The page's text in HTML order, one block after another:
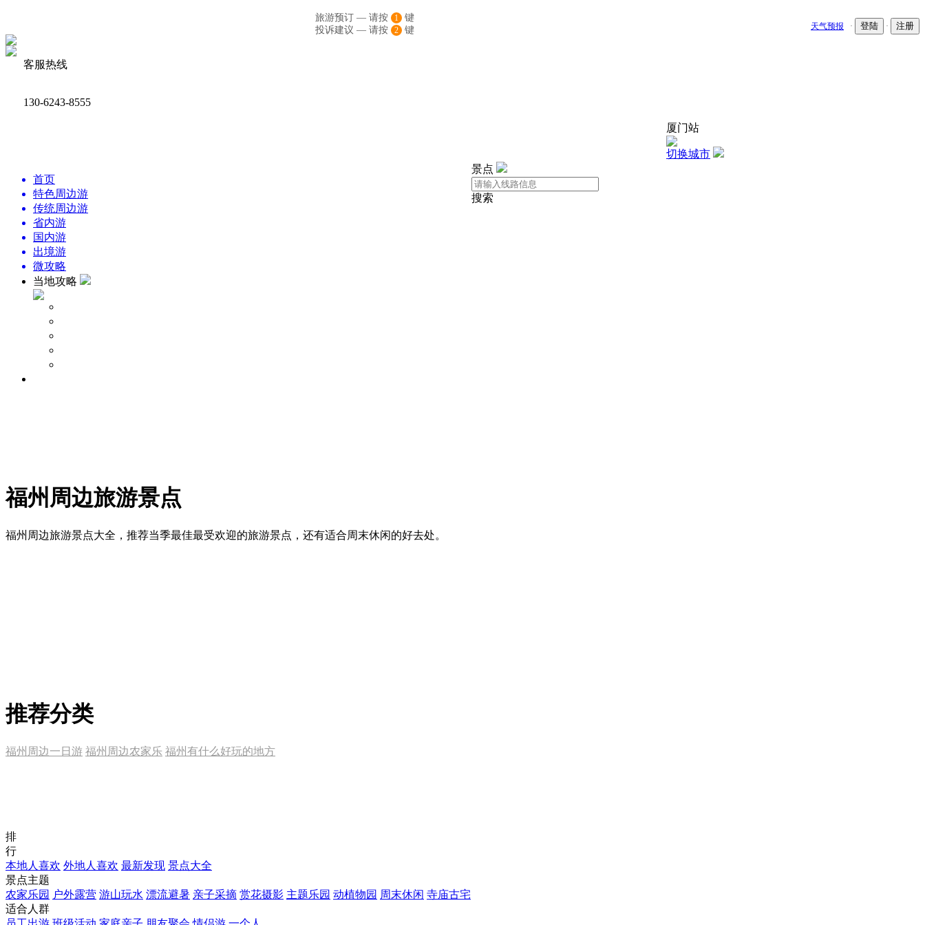
天气预报 · 登陆 · 注册
客服热线
130-6243-8555
旅游预订 — 请按 1
键
投诉建议 — 请按
2 键
厦门站
切换城市
景点
搜索
首页
特色周边游
传统周边游
省内游
国内游
出境游
微攻略
当地攻略
福州周边旅游景点
福州周边旅游景点大全，推荐当季最佳最受欢迎的旅游景点，还有适合周末休闲的好去处。
推荐分类
福州周边一日游 福州周边农家乐 福州有什么好玩的地方
排
行
本地人喜欢 外地人喜欢 最新发现 景点大全
景点主题
农家乐园 户外露营 游山玩水 漂流避暑 亲子采摘 赏花摄影 主题乐园 动植物园 周末休闲 寺庙古宅
适合人群